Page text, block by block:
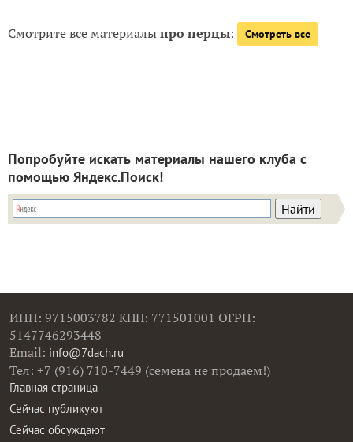
Смотрите все материалыпро перцы: Смотреть все
Попробуйте искать материалы нашего клуба с
помощью Яндекс.Поиск!
ИНН: 9715003782 КПП: 771501001 ОГРН:
5147746293448
Email: info@7dach.ru
Тел: +7 (916) 710-7449 (семена не продаем!)
Главная страница
Сейчас публикуют
Сейчас обсуждают